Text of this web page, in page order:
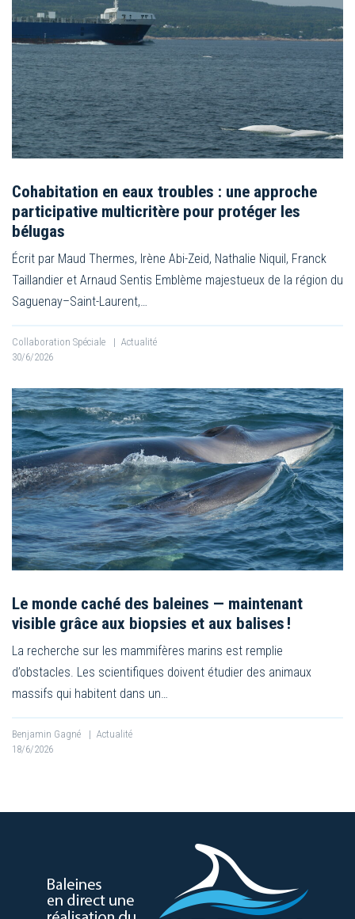
Cohabitation en eaux troubles : une approche
participative multicritère pour protéger les
bélugas
Écrit par Maud Thermes, Irène Abi-Zeid, Nathalie Niquil, Franck
Taillandier et Arnaud Sentis Emblème majestueux de la région du
Saguenay–Saint-Laurent,…
Collaboration Spéciale | Actualité
30/6/2026
Le monde caché des baleines — maintenant
visible grâce aux biopsies et aux balises !
La recherche sur les mammifères marins est remplie
d’obstacles. Les scientifiques doivent étudier des animaux
massifs qui habitent dans un…
Benjamin Gagné | Actualité
18/6/2026